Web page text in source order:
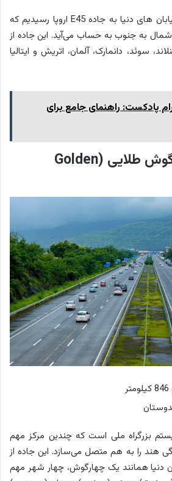
در لیست طولانی ترین خیابان های دنیا به جاده E45 اروپا رسیدیم که
شمال به جنوب به حساب می‌آید. این جاده از
سوئد، دانمارک، آلمان، اتریش و ایتالیا
تلگرام پادکست: راهنمای جامع برای
19. بزرگراه چهارگوش طلایی (Golden
بزرگراه ملی است که چندین مرکز مهم
هند را به هم متصل می‌سازد. این جاده از
دنیا همانند یک چهارگوش، چهار شهر مهم